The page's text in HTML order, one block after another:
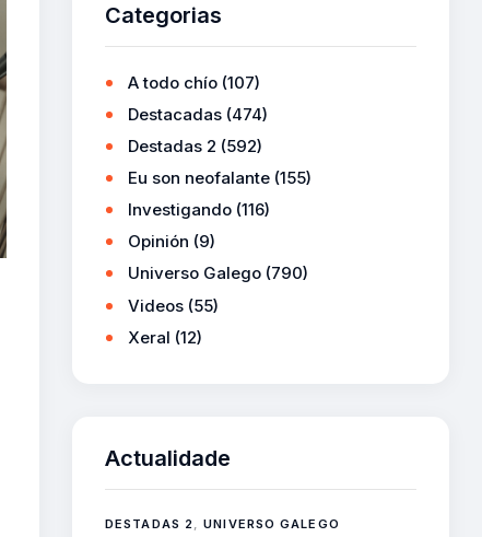
Categorias
A todo chío (107)
Destacadas (474)
Destadas 2 (592)
Eu son neofalante (155)
Investigando (116)
Opinión (9)
Universo Galego (790)
Videos (55)
Xeral (12)
Actualidade
DESTADAS 2 ,UNIVERSO GALEGO